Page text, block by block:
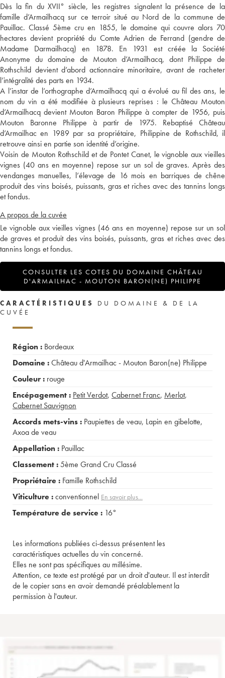
Dès la fin du XVII° siècle, les registres signalent la présence de la
famille d’Armailhacq sur ce terroir situé au Nord de la commune de
Pauillac. Classé 5ème cru en 1855, le domaine qui couvre alors 70
hectares devient propriété du Comte Adrien de Ferrand (gendre de
Madame Darmailhacq) en 1878. En 1931 est créée la Société
Anonyme du domaine de Mouton d’Armailhacq, dont Philippe de
Rothschild devient d’abord actionnaire minoritaire, avant de racheter
l’intégralité des parts en 1934.
A l’instar de l’orthographe d’Armailhacq qui a évolué au fil des ans, le
nom du vin a été modifiée à plusieurs reprises : le Château Mouton
d’Armailhacq devient Mouton Baron Philippe à compter de 1956, puis
Mouton Baronne Philippe à partir de 1975. Rebaptisé Château
d’Armailhac en 1989 par sa propriétaire, Philippine de Rothschild, il
retrouve ainsi en partie son identité d’origine.
Voisin de Mouton Rothschild et de Pontet Canet, le vignoble aux vieilles
vignes (40 ans en moyenne) repose sur un sol de graves. Après des
vendanges manuelles, l’élevage de 16 mois en barriques de chêne
produit des vins boisés, puissants, gras et riches avec des tannins longs
et fondus.
A propos de la cuvée
Le vignoble aux vieilles vignes (46 ans en moyenne) repose sur un sol
de graves et produit des vins boisés, puissants, gras et riches avec des
tannins longs et fondus.
CONSULTER LES COTES DU DOMAINE CHÂTEAU
D'ARMAILHAC - MOUTON BARON(NE) PHILIPPE
CARACTÉRISTIQUES
DU DOMAINE & DE LA
CUVÉE
Région : Bordeaux
Domaine :Château d'Armailhac - Mouton Baron(ne) Philippe
Couleur : rouge
Encépagement : Petit Verdot, Cabernet Franc, Merlot,
Cabernet Sauvignon
Accords mets-vins : Paupiettes de veau, Lapin en gibelotte,
Axoa de veau
Appellation : Pauillac
Classement :5ème Grand Cru Classé
Propriétaire : Famille Rothschild
Viticulture :conventionnel En savoir plus...
Température de service : 16°
Les informations publiées ci-dessus présentent les
caractéristiques actuelles du vin concerné.
Elles ne sont pas spécifiques au millésime.
Attention, ce texte est protégé par un droit d'auteur. Il est interdit
de le copier sans en avoir demandé préalablement la
permission à l'auteur.